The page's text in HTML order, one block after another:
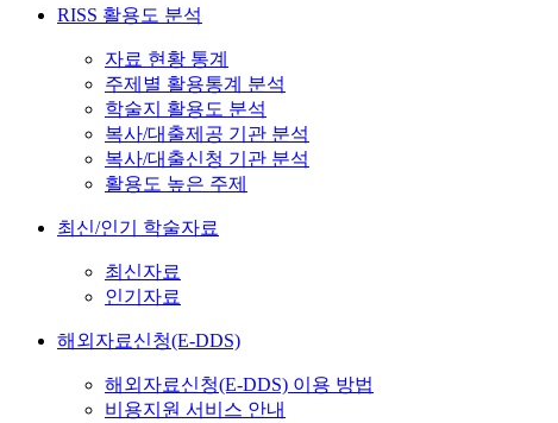
RISS 활용도 분석
자료 현황 통계
주제별 활용통계 분석
학술지 활용도 분석
복사/대출제공 기관 분석
복사/대출신청 기관 분석
활용도 높은 주제
최신/인기 학술자료
최신자료
인기자료
해외자료신청(E-DDS)
해외자료신청(E-DDS) 이용 방법
비용지원 서비스 안내